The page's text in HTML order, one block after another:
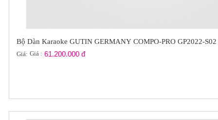
Bộ Dàn Karaoke GUTIN GERMANY COMPO-PRO GP2022-S02
Giá: Giá : 61.200.000 đ